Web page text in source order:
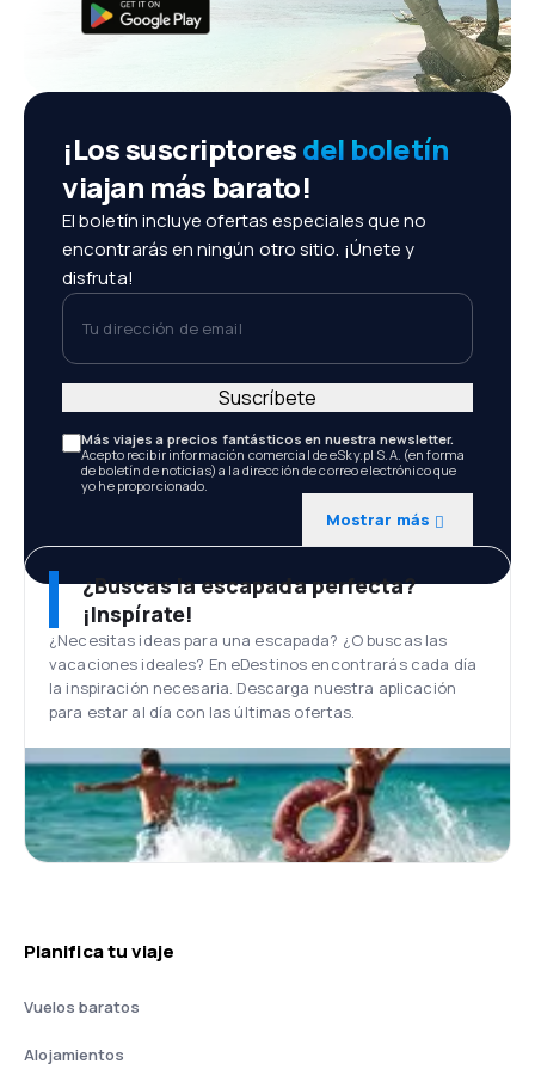
¡Los suscriptoresdel boletín
viajan más barato!
El boletín incluye ofertas especiales que no
encontrarás en ningún otro sitio. ¡Únete y
disfruta!
Tu dirección de email
Más viajes a precios fantásticos en nuestra newsletter.
Acepto recibir información comercial de eSky.pl S.A. (en forma
de boletín de noticias) a la dirección de correo electrónico que
yo he proporcionado.
Mostrar más
Suscríbete
¿Buscas la escapada perfecta?
¡Inspírate!
¿Necesitas ideas para una escapada? ¿O buscas las
vacaciones ideales? En eDestinos encontrarás cada día
la inspiración necesaria. Descarga nuestra aplicación
para estar al día con las últimas ofertas.
Planifica tu viaje
Vuelos baratos
Alojamientos